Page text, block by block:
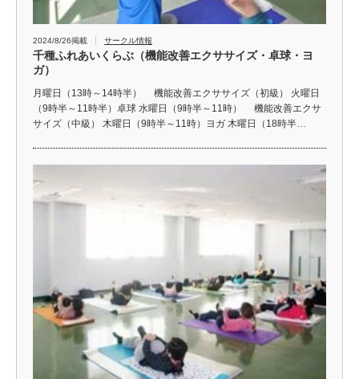
2024/8/26掲載 サークル情報
千種ふれあいくらぶ（機能改善エクササイズ・卓球・ヨ
ガ）
月曜日（13時～14時半） 機能改善エクササイズ（初級） 火曜日
（9時半～11時半）卓球 水曜日（9時半～11時） 機能改善エクサ
サイズ（中級） 木曜日（9時半～11時）ヨガ 木曜日（18時半…